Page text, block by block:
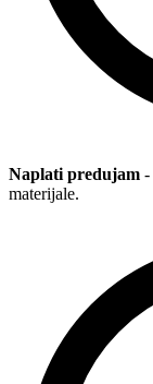
Naplati predujam -
materijale.